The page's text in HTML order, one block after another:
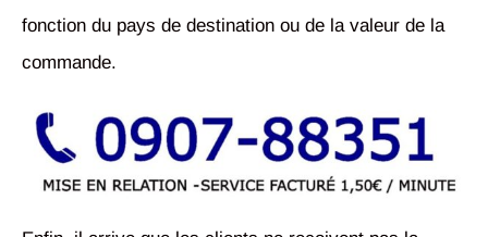
fonction du pays de destination ou de la valeur de la
commande.